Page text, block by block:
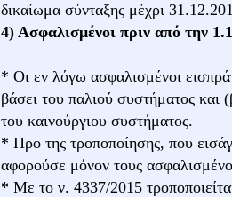
δικαίωμα σύνταξης μέχρι
4) Ασφαλισμένοι πριν από την
* Οι εν λόγω ασφαλισμένοι
βάσει του παλιού συστήματος και
του καινούργιου συστήματος.
* Προ της τροποποίησης, που
αφορούσε μόνον τους
* Με το ν. 4337/2015